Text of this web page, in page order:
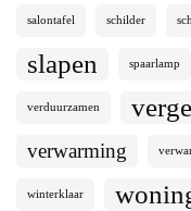
salontafel schilder
slapen spaarlamp
verduurzamen
verwarming
winterklaar